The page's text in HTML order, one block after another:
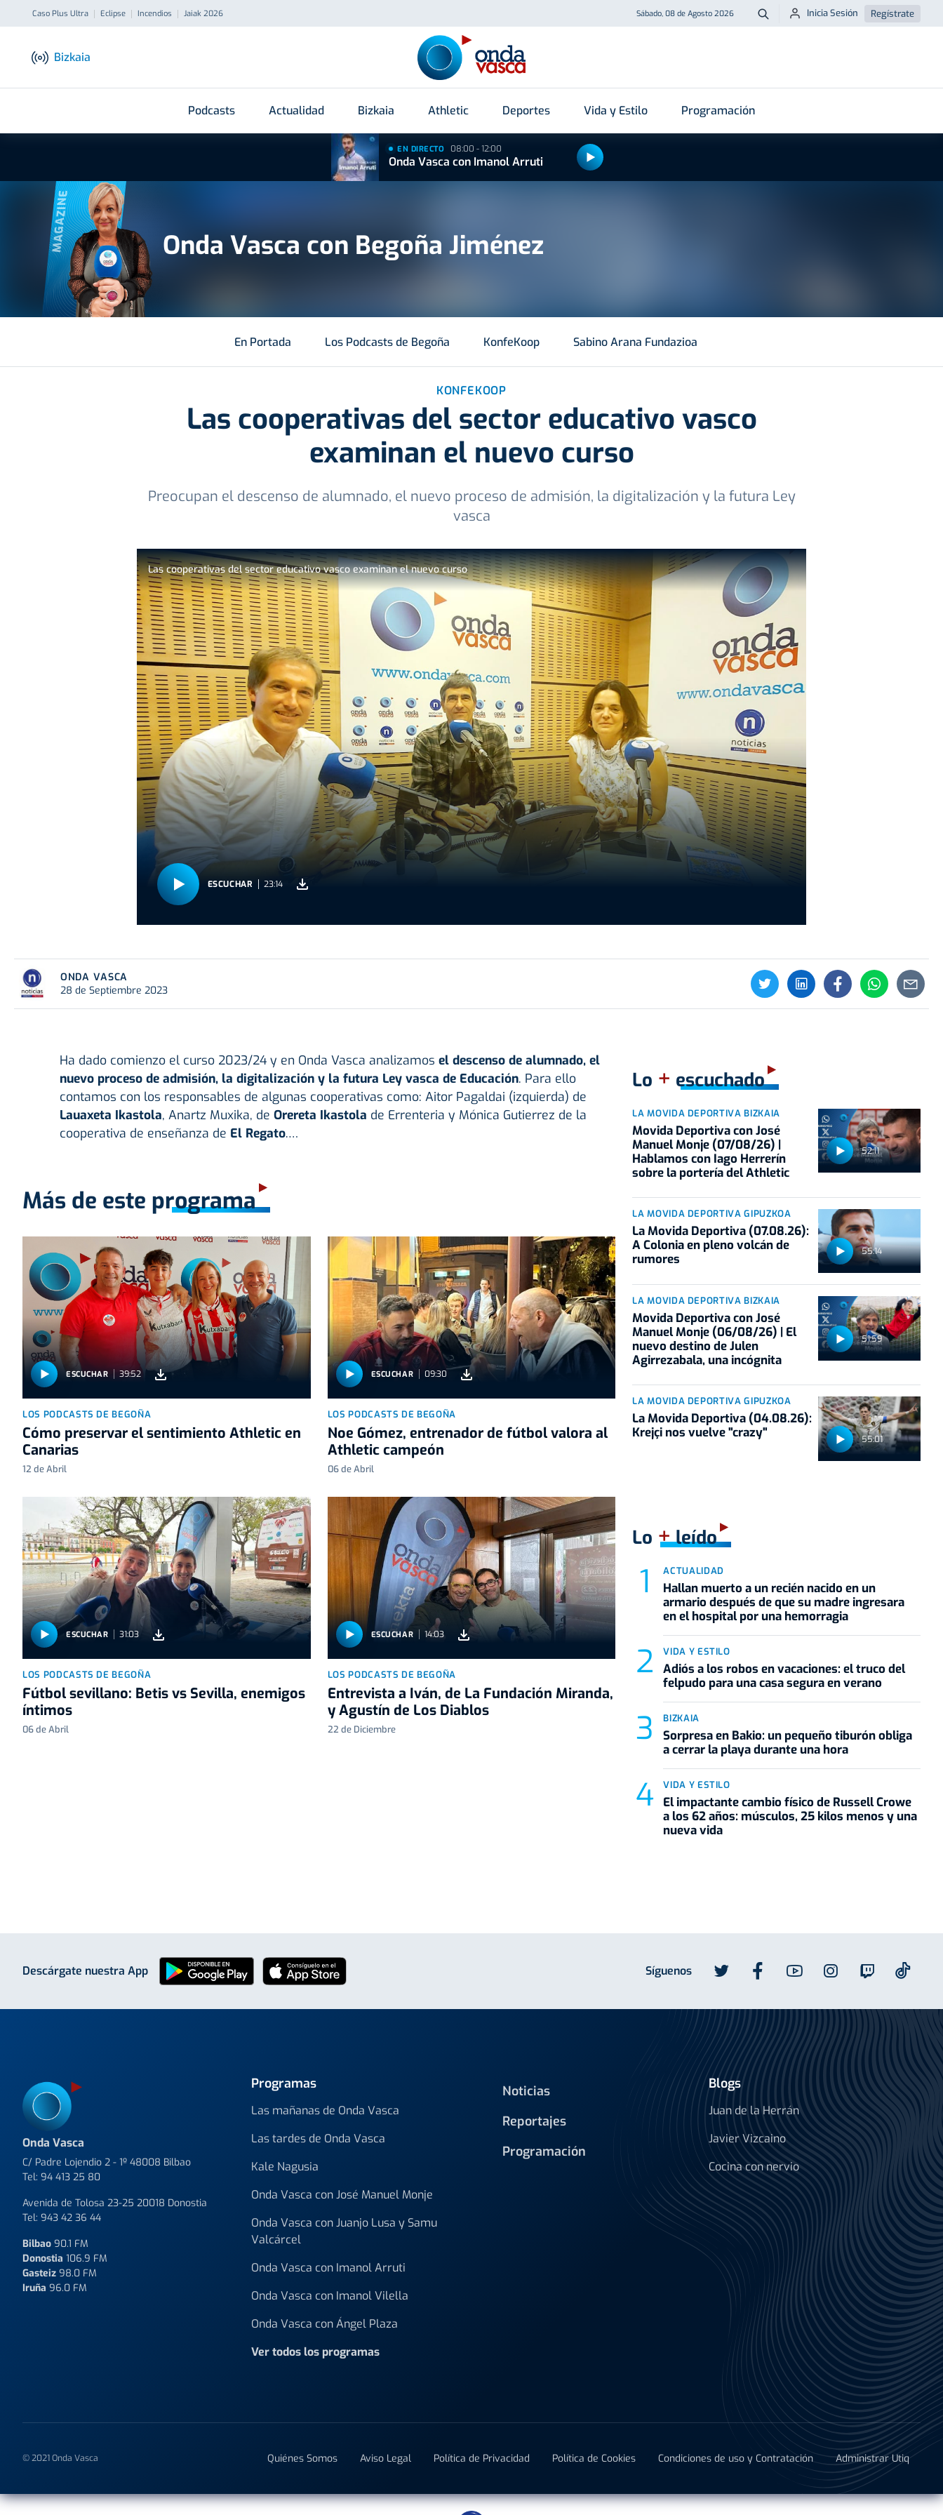
Caso Plus Ultra Eclipse Incendios Jaiak 2026 Sábado, 08 de Agosto 2026 Buscar
Inicia Sesión Regístrate
Bizkaia
Podcasts Actualidad Bizkaia Athletic Deportes Vida y Estilo Programación
EN DIRECTO 08:00 - 12:00
Onda Vasca con Imanol Arruti
MAGAZINE Onda Vasca con Begoña Jiménez
En Portada Los Podcasts de Begoña KonfeKoop Sabino Arana Fundazioa
KONFEKOOP
Las cooperativas del sector educativo vasco
examinan el nuevo curso
Preocupan el descenso de alumnado, el nuevo proceso de admisión, la digitalización y la futura Ley
vasca
Las cooperativas del sector educativo vasco examinan el nuevo curso
ESCUCHAR 23:14
ONDA VASCA
28 de Septiembre 2023
Ha dado comienzo el curso 2023/24 y en Onda Vasca analizamos el descenso de alumnado, el
nuevo proceso de admisión, la digitalización y la futura Ley vasca de Educación. Para ello
contamos con los responsables de algunas cooperativas como: Aitor Pagaldai (izquierda) de
Lauaxeta Ikastola, Anartz Muxika, de Orereta Ikastola de Errenteria y Mónica Gutierrez de la
cooperativa de enseñanza de El Regato.…
Más de este programa
ESCUCHAR 39:52
LOS PODCASTS DE BEGOÑA
Cómo preservar el sentimiento Athletic en
Canarias
12 de Abril
ESCUCHAR 09:30
LOS PODCASTS DE BEGOÑA
Noe Gómez, entrenador de fútbol valora al
Athletic campeón
06 de Abril
ESCUCHAR 31:03
LOS PODCASTS DE BEGOÑA
Fútbol sevillano: Betis vs Sevilla, enemigos
íntimos
06 de Abril
ESCUCHAR 14:03
LOS PODCASTS DE BEGOÑA
Entrevista a Iván, de La Fundación Miranda,
y Agustín de Los Diablos
22 de Diciembre
Lo + escuchado
52:11
LA MOVIDA DEPORTIVA BIZKAIA
Movida Deportiva con José
Manuel Monje (07/08/26) |
Hablamos con Iago Herrerín
sobre la portería del Athletic
55:14
LA MOVIDA DEPORTIVA GIPUZKOA
La Movida Deportiva (07.08.26):
A Colonia en pleno volcán de
rumores
51:59
LA MOVIDA DEPORTIVA BIZKAIA
Movida Deportiva con José
Manuel Monje (06/08/26) | El
nuevo destino de Julen
Agirrezabala, una incógnita
55:01
LA MOVIDA DEPORTIVA GIPUZKOA
La Movida Deportiva (04.08.26):
Krejçi nos vuelve "crazy"
Lo +leído
ACTUALIDAD
Hallan muerto a un recién nacido en un
armario después de que su madre ingresara
en el hospital por una hemorragia
VIDA Y ESTILO
Adiós a los robos en vacaciones: el truco del
felpudo para una casa segura en verano
BIZKAIA
Sorpresa en Bakio: un pequeño tiburón obliga
a cerrar la playa durante una hora
VIDA Y ESTILO
El impactante cambio físico de Russell Crowe
a los 62 años: músculos, 25 kilos menos y una
nueva vida
Síguenos
Descárgate nuestra App
Programas
Las mañanas de Onda Vasca
Las tardes de Onda Vasca
Kale Nagusia
Onda Vasca con José Manuel Monje
Onda Vasca con Juanjo Lusa y Samu
Valcárcel
Onda Vasca con Imanol Arruti
Onda Vasca con Imanol Vilella
Onda Vasca con Ángel Plaza
Ver todos los programas
Noticias
Reportajes
Programación
Blogs
Juan de la Herrán
Javier Vizcaino
Cocina con nervio
Onda Vasca
C/ Padre Lojendio 2 - 1º 48008 Bilbao
Tel: 94 413 25 80
Avenida de Tolosa 23-25 20018 Donostia
Tel: 943 42 36 44
Bilbao 90.1 FM
Donostia 106.9 FM
Gasteiz 98.0 FM
Iruña 96.0 FM
Quiénes Somos Aviso Legal Política de Privacidad Política de Cookies Condiciones de uso y Contratación Administrar Utiq
© 2021 Onda Vasca